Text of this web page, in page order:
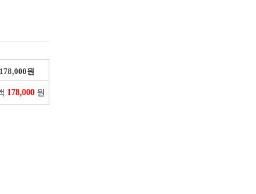
178,000원
178,000 원